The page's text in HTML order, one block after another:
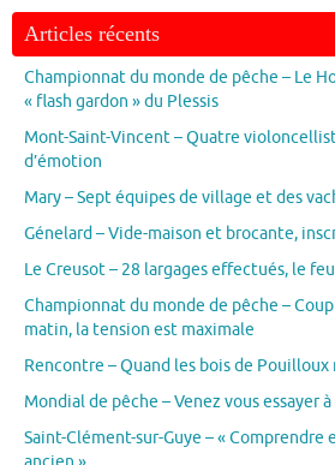
Articles récents
Championnat du monde de pêche – Le
« flash gardon » du Plessis
Mont-Saint-Vincent – Quatre
d’émotion
Mary – Sept équipes de village et des
Génelard – Vide-maison et brocante,
Le Creusot – 28 largages effectués, le
Championnat du monde de pêche –
matin, la tension est maximale
Rencontre – Quand les bois de
Mondial de pêche – Venez vous essayer à
Saint-Clément-sur-Guye – «